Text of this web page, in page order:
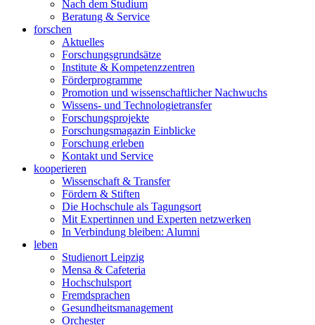
Nach dem Studium
Beratung & Service
forschen
Aktuelles
Forschungsgrundsätze
Institute & Kompetenzzentren
Förderprogramme
Promotion und wissenschaftlicher Nachwuchs
Wissens- und Technologietransfer
Forschungsprojekte
Forschungsmagazin Einblicke
Forschung erleben
Kontakt und Service
kooperieren
Wissenschaft & Transfer
Fördern & Stiften
Die Hochschule als Tagungsort
Mit Expertinnen und Experten netzwerken
In Verbindung bleiben: Alumni
leben
Studienort Leipzig
Mensa & Cafeteria
Hochschulsport
Fremdsprachen
Gesundheitsmanagement
Orchester